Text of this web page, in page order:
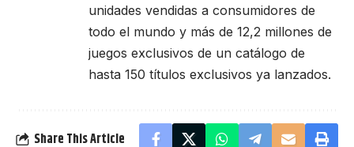
unidades vendidas a consumidores de
todo el mundo y más de 12,2 millones de
juegos exclusivos de un catálogo de
hasta 150 títulos exclusivos ya lanzados.
Share This Article